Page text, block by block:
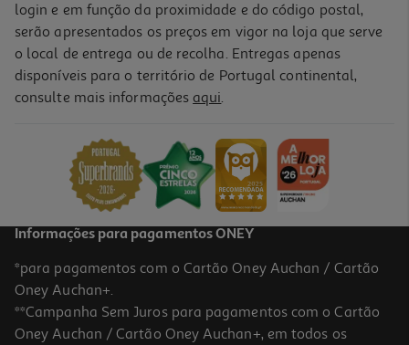
login e em função da proximidade e do código postal,
serão apresentados os preços em vigor na loja que serve
o local de entrega ou de recolha. Entregas apenas
disponíveis para o território de Portugal continental,
consulte mais informações aqui.
Informações para pagamentos ONEY
*para pagamentos com o Cartão Oney Auchan / Cartão
Oney Auchan+.
**Campanha Sem Juros para pagamentos com o Cartão
Oney Auchan / Cartão Oney Auchan+, em todos os